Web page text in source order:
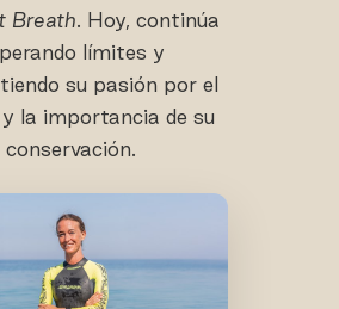
Breath. Hoy, continúa
límites y
su pasión por el
la importancia de su
conservación.